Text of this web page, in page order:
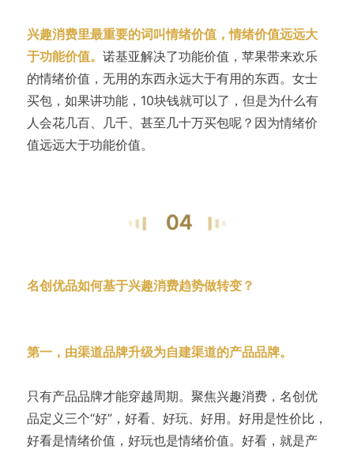
兴趣消费里最重要的词叫情绪价值，情绪价值远远大
于功能价值。 诺基亚解决了功能价值，苹果带来欢乐
的情绪价值，无用的东西永远大于有用的东西。女士
买包，如果讲功能，10块钱就可以了，但是为什么有
人会花几百、几千、甚至几十万买包呢？因为情绪价
值远远大于功能价值。
名创优品如何基于兴趣消费趋势做转变？
第一，由渠道品牌升级为自建渠道的产品品牌。
只有产品品牌才能穿越周期。聚焦兴趣消费，名创优
品定义三个“好”，好看、好玩、好用。好用是性价比，
好看是情绪价值，好玩也是情绪价值。好看，就是产